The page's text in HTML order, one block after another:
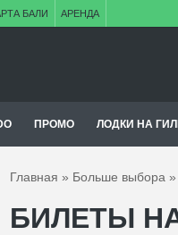
БАЛИ АРЕНДА
ПРОМО ЛОДКИ НА
Главная » Больше выбора
БИЛЕТЫ